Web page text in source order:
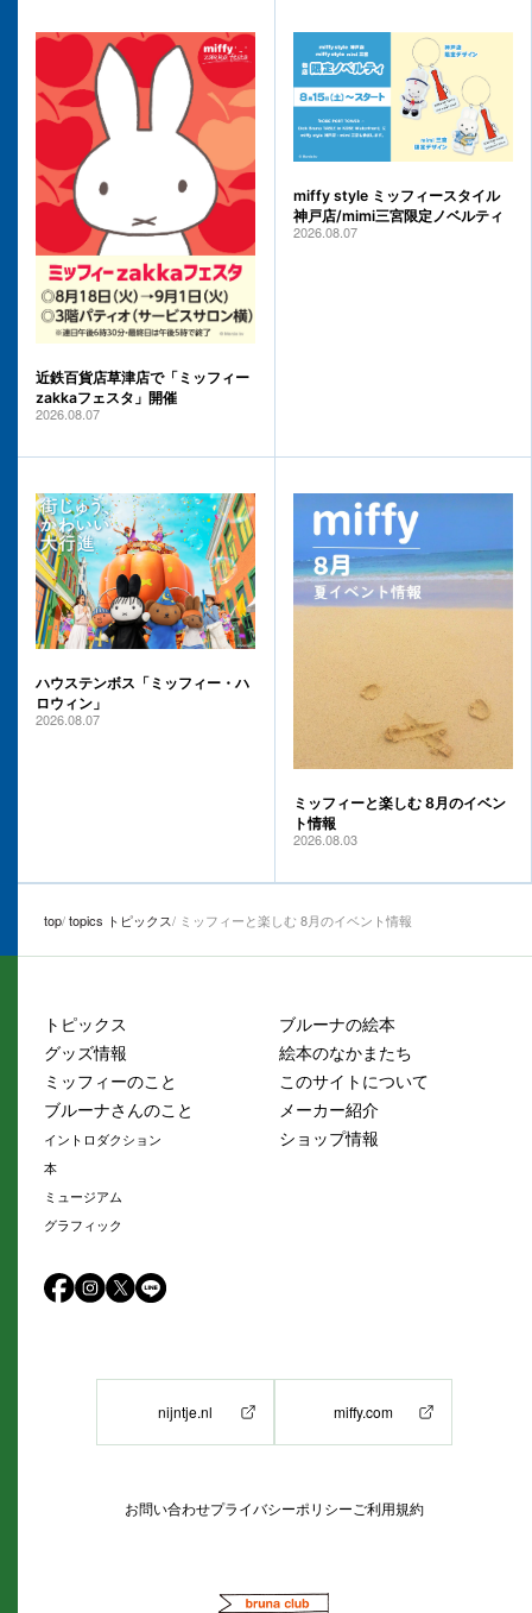
近鉄百貨店草津店で「ミッフィー
zakkaフェスタ」開催
2026.08.07
miffy style ミッフィースタイル
神戸店/mimi三宮限定ノベルティ
2026.08.07
ハウステンボス「ミッフィー・ハ
ロウィン」
2026.08.07
ミッフィーと楽しむ 8月のイベン
ト情報
2026.08.03
top topics トピックス ミッフィーと楽しむ 8月のイベント情報
トピックス
グッズ情報
ミッフィーのこと
ブルーナさんのこと
イントロダクション
本
ミュージアム
グラフィック
ブルーナの絵本
絵本のなかまたち
このサイトについて
メーカー紹介
ショップ情報
nijntje.nl miffy.com
お問い合わせプライバシーポリシーご利用規約